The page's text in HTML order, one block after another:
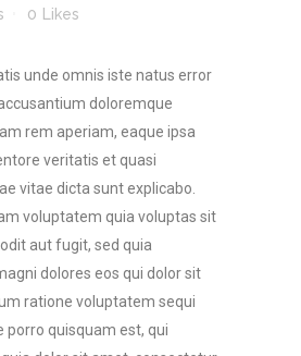
0 Likes
unde omnis iste natus error
doloremque
rem aperiam, eaque ipsa
veritatis et quasi
vitae dicta sunt explicabo.
voluptatem quia voluptas sit
aut fugit, sed quia
dolores eos qui dolor sit
ratione voluptatem sequi
porro quisquam est, qui